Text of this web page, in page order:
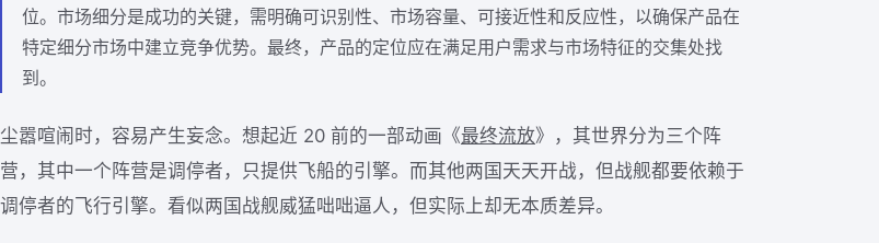
位。市场细分是成功的关键，需明确可识别性、市场容量、可接近性和反应性，以确保产品在
特定细分市场中建立竞争优势。最终，产品的定位应在满足用户需求与市场特征的交集处找
到。
尘嚣喧闹时，容易产生妄念。想起近 20 前的一部动画《最终流放》，其世界分为三个阵
营，其中一个阵营是调停者，只提供飞船的引擎。而其他两国天天开战，但战舰都要依赖于
调停者的飞行引擎。看似两国战舰威猛咄咄逼人，但实际上却无本质差异。